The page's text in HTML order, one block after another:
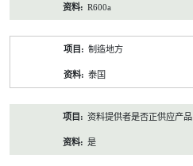
R600a
制造地方
泰国
资料提供者是否正供应产品
是